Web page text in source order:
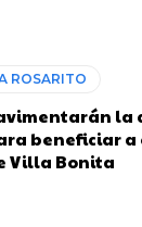
ROSARITO
la
beneficiar a
Villa Bonita